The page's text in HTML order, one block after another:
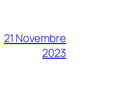
21 Novembre
2023